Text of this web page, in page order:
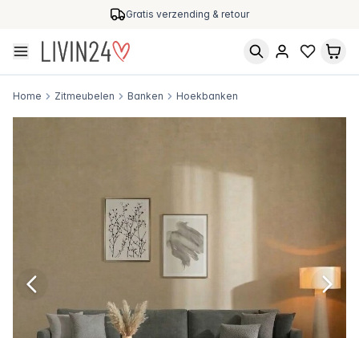
Gratis verzending & retour
Home Zitmeubelen Banken Hoekbanken